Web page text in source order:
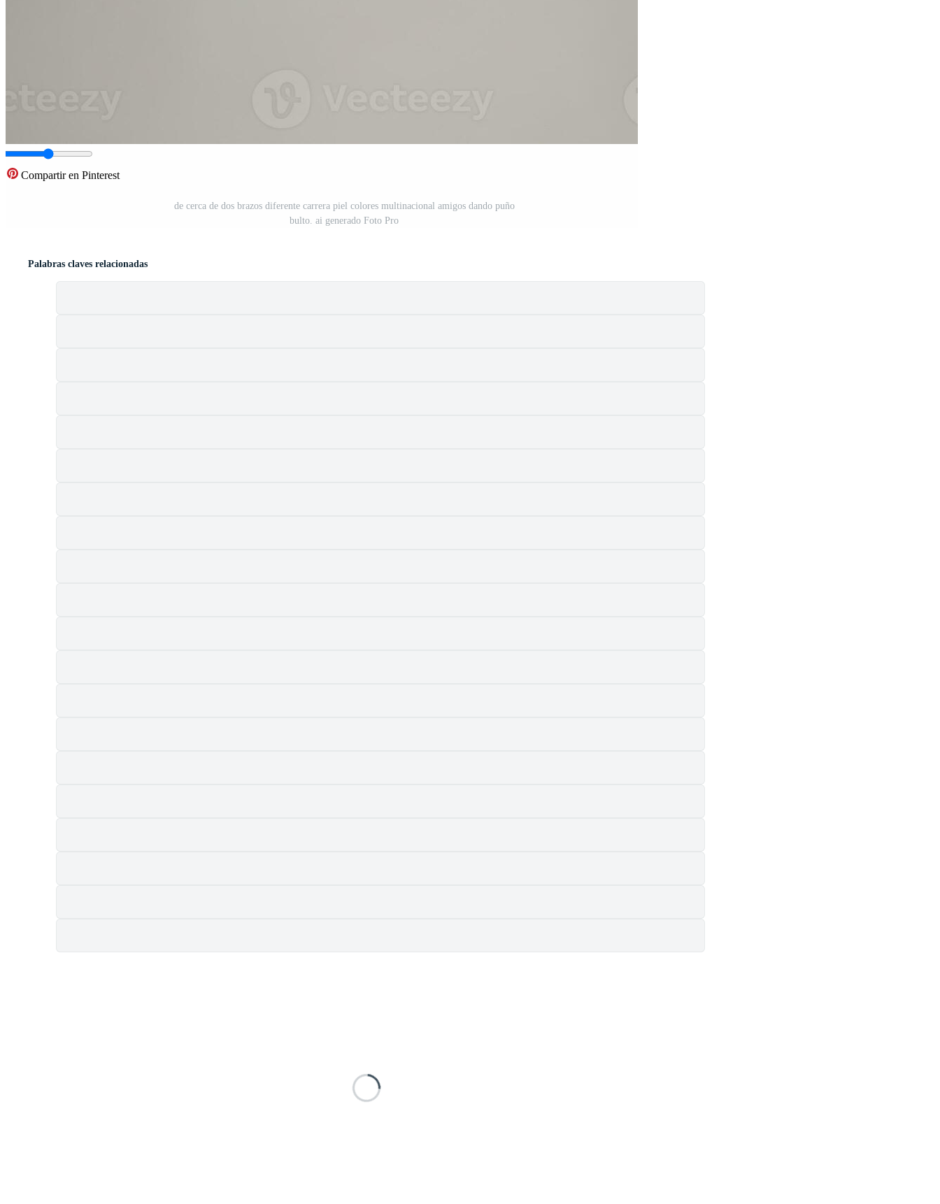
Compartir en Pinterest
de cerca de dos brazos diferente carrera piel colores multinacional amigos dando puño
bulto. ai generado Foto Pro
Palabras claves relacionadas